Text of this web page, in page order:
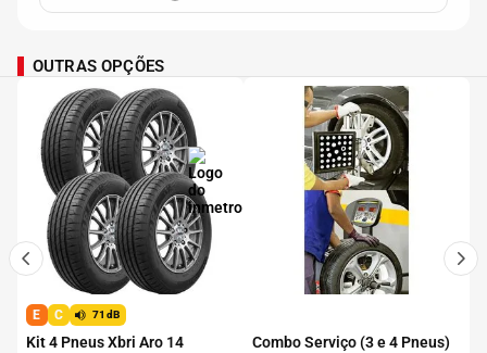
OUTRAS OPÇÕES
E C 71dB
Kit 4 Pneus Xbri Aro 14
Combo Serviço (3 e 4 Pneus)